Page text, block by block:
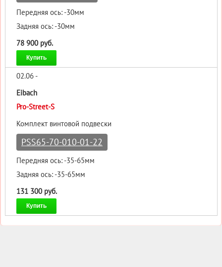
Передняя ось: -30мм
Задняя ось: -30мм
78 900 руб.
Купить
02.06 -
Eibach
Pro-Street-S
Комплект винтовой подвески
PSS65-70-010-01-22
Передняя ось: -35-65мм
Задняя ось: -35-65мм
131 300 руб.
Купить